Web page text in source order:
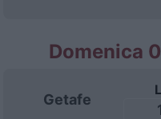
Domenica
Getafe